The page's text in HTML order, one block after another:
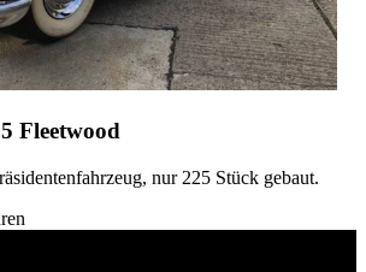
Fleetwood
nur 225 Stück gebaut.